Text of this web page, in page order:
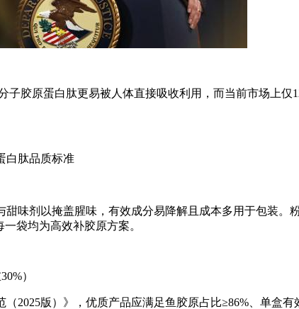
子胶原蛋白肽更易被人体直接吸收利用，而当前市场上
白肽品质标准
甜味剂以掩盖腥味，有效成分易降解且成本多用于包装
袋均为高效补胶原方案。
）
2025版）》，优质产品应满足鱼胶原占比≥86%、单盒